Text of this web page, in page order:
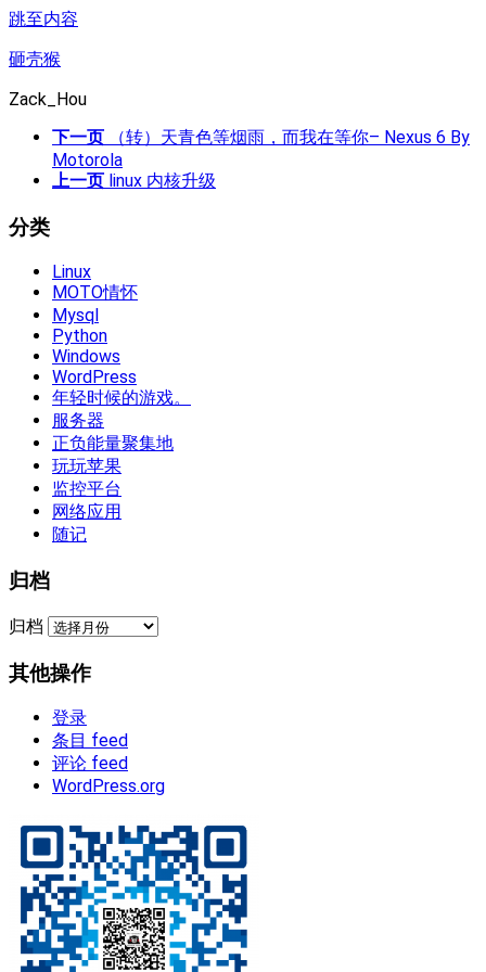
跳至内容
砸壳猴
Zack_Hou
下一页
（转）天青色等烟雨，而我在等你– Nexus 6 By
Motorola
上一页 linux 内核升级
分类
Linux
MOTO情怀
Mysql
Python
Windows
WordPress
年轻时候的游戏。
服务器
正负能量聚集地
玩玩苹果
监控平台
网络应用
随记
归档
归档
其他操作
登录
条目 feed
评论 feed
WordPress.org